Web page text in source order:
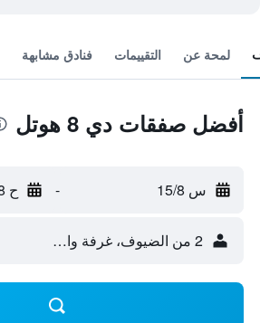
لمحة عن التقييمات فنادق مشابهة
أفضل صفقات دي 8 هوتل
س 15/8 - ح 16/8
2 من الضيوف، غرفة واحدة